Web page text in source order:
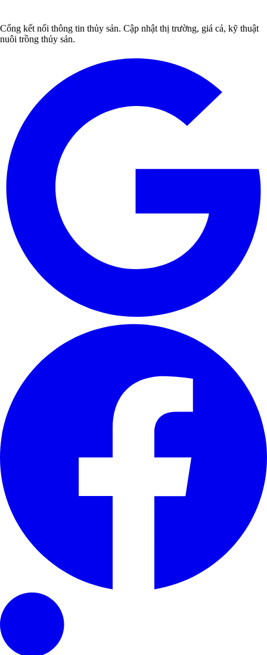
Cổng kết nối thông tin thủy sản. Cập nhật thị trường, giá cả, kỹ thuật
nuôi trồng thủy sản.